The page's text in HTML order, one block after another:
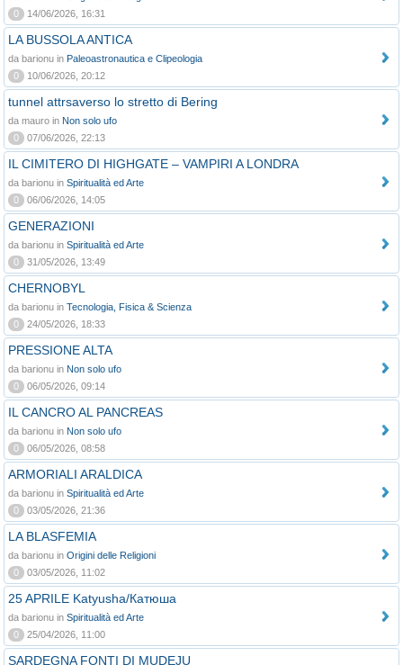
0
14/06/2026, 16:31
LA BUSSOLA ANTICA
da barionu in Paleoastronautica e Clipeologia
0
10/06/2026, 20:12
tunnel attrsaverso lo stretto di Bering
da mauro in Non solo ufo
0
07/06/2026, 22:13
IL CIMITERO DI HIGHGATE – VAMPIRI A LONDRA
da barionu in Spiritualità ed Arte
0
06/06/2026, 14:05
GENERAZIONI
da barionu in Spiritualità ed Arte
0
31/05/2026, 13:49
CHERNOBYL
da barionu in Tecnologia, Fisica & Scienza
0
24/05/2026, 18:33
PRESSIONE ALTA
da barionu in Non solo ufo
0
06/05/2026, 09:14
IL CANCRO AL PANCREAS
da barionu in Non solo ufo
0
06/05/2026, 08:58
ARMORIALI ARALDICA
da barionu in Spiritualità ed Arte
0
03/05/2026, 21:36
LA BLASFEMIA
da barionu in Origini delle Religioni
0
03/05/2026, 11:02
25 APRILE Katyusha/Катюша
da barionu in Spiritualità ed Arte
0
25/04/2026, 11:00
SARDEGNA FONTI DI MUDEJU